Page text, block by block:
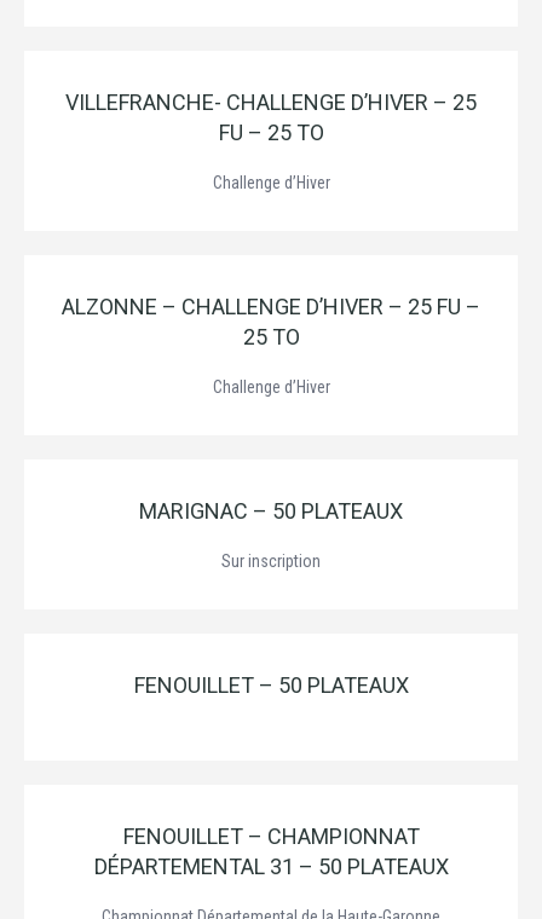
VILLEFRANCHE- CHALLENGE D’HIVER – 25
FU – 25 TO
Challenge d’Hiver
ALZONNE – CHALLENGE D’HIVER – 25 FU –
25 TO
Challenge d’Hiver
MARIGNAC – 50 PLATEAUX
Sur inscription
FENOUILLET – 50 PLATEAUX
FENOUILLET – CHAMPIONNAT
DÉPARTEMENTAL 31 – 50 PLATEAUX